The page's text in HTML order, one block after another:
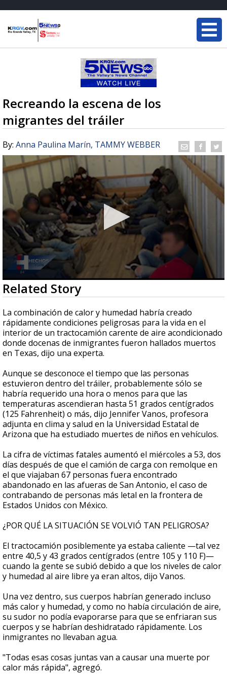
Recreando la escena de los
migrantes del tráiler
By: Anna Paulina Marín, TAMMY WEBBER
0
seconds
of
4
minutes,
14
seconds
Related Story
La combinación de calor y humedad habría creado
rápidamente condiciones peligrosas para la vida en el
interior de un tractocamión carente de aire acondicionado
donde docenas de inmigrantes fueron hallados muertos
en Texas, dijo una experta.
Aunque se desconoce el tiempo que las personas
estuvieron dentro del tráiler, probablemente sólo se
habría requerido una hora o menos para que las
temperaturas ascendieran hasta 51 grados centígrados
(125 Fahrenheit) o más, dijo Jennifer Vanos, profesora
adjunta en clima y salud en la Universidad Estatal de
Arizona que ha estudiado muertes de niños en vehículos.
La cifra de víctimas fatales aumentó el miércoles a 53, dos
días después de que el camión de carga con remolque en
el que viajaban 67 personas fuera encontrado
abandonado en las afueras de San Antonio, el caso de
contrabando de personas más letal en la frontera de
Estados Unidos con México.
¿POR QUÉ LA SITUACIÓN SE VOLVIÓ TAN PELIGROSA?
El tractocamión posiblemente ya estaba caliente —tal vez
entre 40,5 y 43 grados centígrados (entre 105 y 110 F)—
cuando la gente se subió debido a que los niveles de calor
y humedad al aire libre ya eran altos, dijo Vanos.
Una vez dentro, sus cuerpos habrían generado incluso
más calor y humedad, y como no había circulación de aire,
su sudor no podía evaporarse para que se enfriaran sus
cuerpos y se habrían deshidratado rápidamente. Los
inmigrantes no llevaban agua.
"Todas esas cosas juntas van a causar una muerte por
calor más rápida", agregó.